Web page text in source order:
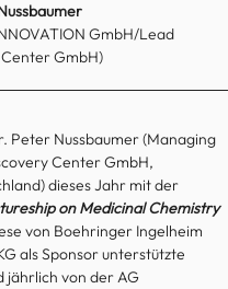
GmbH/Lead
GmbH)
Peter Nussbaumer (Managing
Center GmbH,
dieses Jahr mit der
on Medicinal Chemistry
von Boehringer Ingelheim
als Sponsor unterstützte
jährlich von der AG